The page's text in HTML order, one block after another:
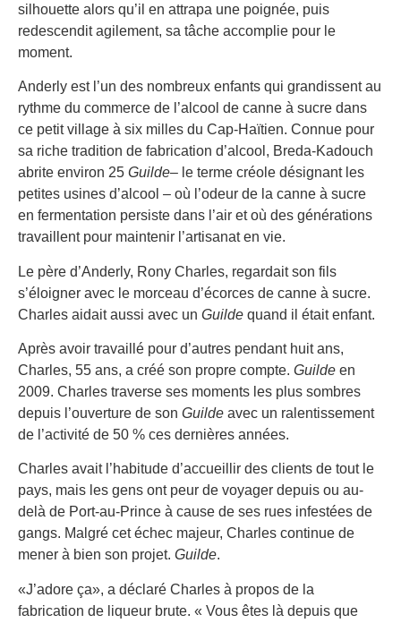
silhouette alors qu’il en attrapa une poignée, puis
redescendit agilement, sa tâche accomplie pour le
moment.
Anderly est l’un des nombreux enfants qui grandissent au
rythme du commerce de l’alcool de canne à sucre dans
ce petit village à six milles du Cap-Haïtien. Connue pour
sa riche tradition de fabrication d’alcool, Breda-Kadouch
abrite environ 25 Guilde– le terme créole désignant les
petites usines d’alcool – où l’odeur de la canne à sucre
en fermentation persiste dans l’air et où des générations
travaillent pour maintenir l’artisanat en vie.
Le père d’Anderly, Rony Charles, regardait son fils
s’éloigner avec le morceau d’écorces de canne à sucre.
Charles aidait aussi avec un Guilde quand il était enfant.
Après avoir travaillé pour d’autres pendant huit ans,
Charles, 55 ans, a créé son propre compte. Guilde en
2009. Charles traverse ses moments les plus sombres
depuis l’ouverture de son Guilde avec un ralentissement
de l’activité de 50 % ces dernières années.
Charles avait l’habitude d’accueillir des clients de tout le
pays, mais les gens ont peur de voyager depuis ou au-
delà de Port-au-Prince à cause de ses rues infestées de
gangs. Malgré cet échec majeur, Charles continue de
mener à bien son projet. Guilde.
«J’adore ça», a déclaré Charles à propos de la
fabrication de liqueur brute. « Vous êtes là depuis que